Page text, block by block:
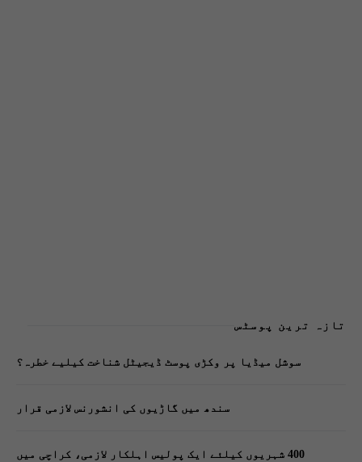
تازہ ترین پوسٹس
سوشل میڈیا پر وکڑی پوسٹ ڈیجیٹل شناخت کیلیے خطرہ؟
سندھ میں گاڑیوں کی انشورنس لازمی قرار
400 شہریوں کیلئے ایک پولیس اہلکار لازمی، کراچی میں